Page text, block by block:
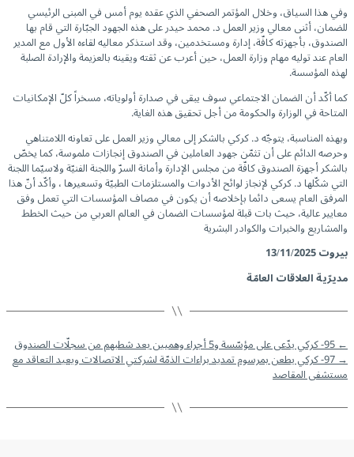
وفي هذا السياق، وخلال المؤتمر الصحفي الذي عقده يوم أمس في المبنى الرئيسي
للضمان، أثنى معالي وزير العمل د. محمد حيدر على هذه الجهود الجبّارة التي قام بها
الصندوق، بأجهزته كافّة، إدارة ومستخدمين، وقد استذكر معاليه لقاءه الأول مع المدير
العام عند توليه مهام وزارة العمل، حين أعرب عن ثقته ويقينه بالعزيمة والإرادة الصلبة
لهذه المؤسسة.
كما أكّد أن الضمان الاجتماعي سوف يبقى في صدارة أولوياته، مسخراً كلّ الإمكانيات
المتاحة في الوزارة والحكومة من أجل تحقيق هذه الغاية.
وبهذه المناسبة، يتوجّه د. كركي بالشكر إلى معالي وزير العمل على تعاونه اللامتناهي
وحرصه الدائم على أن تثمّن جهود العاملين في الصندوق إنجازات ملموسة، كما يخصّ
بالشكر أجهزة الصندوق كافّة من مجلس الإدارة وأمانة السرّ واللجنة الفنيّة ولاسيّما اللجنة
التي شكّلها د. كركي لإنجاز لوائح الأدوات والمستلزمات الطبيّة وتسعيرها ، وأكّد أنّ هذا
المرفق العام يسعى دائما بإخلاصه أن يكون في مصاف المؤسسات التي تعمل وفق
معايير عالية، حيث بات قبلة لمؤسسات الضمان في العالم العربي من حيث الخطط
والمشاريع والخبرات والكوادر البشرية
بيروت13/11/2025
مديرّية العلاقات العامّة
←95- كركي يدّعى على مؤسّسة و5 أجراء وهميين بعد شطبهم من سجلّات الصندوق
→ 97- كركي يطعن بمرسوم تمديد براءات الذمّة لشركتي الاتصالات ويعيد التعاقد مع
مستشفى المقاصد